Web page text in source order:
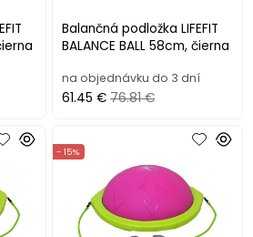
Balančná podložka LIFEFIT
BALANCE BALL 58cm, čierna
na objednávku do 3 dní
61.45 € 76.81 €
- 15%